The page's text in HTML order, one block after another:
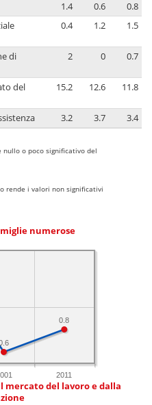
1.4 0.6
0.8
0.4 1.2 1.5
di
2 0 0.7
del
15.2 12.6 11.8
3.2 3.7 3.4
o poco significativo del
rende i valori non significativi
numerose
2011
0.8
mercato del lavoro e dalla